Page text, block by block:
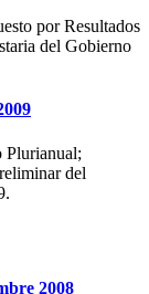
por Resultados
del Gobierno
Plurianual;
del
2008